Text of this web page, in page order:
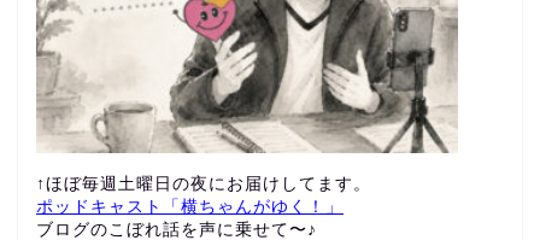
↑ほぼ毎週土曜日の夜にお届けしてます。
ポッドキャスト「横ちゃんがゆく！」
ブログのこぼれ話を声に乗せて〜♪